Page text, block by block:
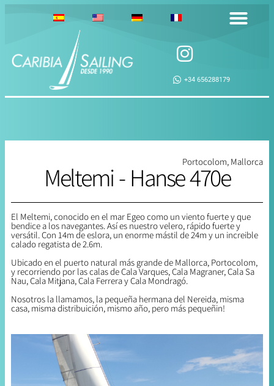
+34 656288179
Portocolom, Mallorca
Meltemi - Hanse 470e
El Meltemi, conocido en el mar Egeo como un viento fuerte y que
bendice a los navegantes. Así es nuestro velero, rápido fuerte y
versátil. Con 14m de eslora, un enorme mástil de 24m y un increible
calado regatista de 2.6m.
Ubicado en el puerto natural más grande de Mallorca, Portocolom,
y recorriendo por las calas de Cala Varques, Cala Magraner, Cala Sa
Nau, Cala Mitjana, Cala Ferrera y Cala Mondragó.
Nosotros la llamamos, la pequeña hermana del Nereida, misma
casa, misma distribuición, mismo año, pero más pequeñin!